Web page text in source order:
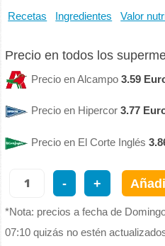
Recetas Ingredientes Valor
Precio en todos los
Precio en Alcampo3.59
Precio en Hipercor3.77
Precio en El Corte Inglés
- +
*Nota: precios a fecha de
07:10 quizás no estén